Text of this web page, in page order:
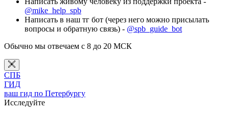
@mike_help_spb
Написать в наш тг бот (через него можно присылать
вопросы и обратную связь) - @spb_guide_bot
Обычно мы отвечаем с 8 до 20 МСК
СПБ
ГИД
ваш гид по Петербургу
Исследуйте